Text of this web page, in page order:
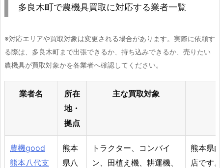
多良木町で農機具買取に対応する業者一覧
※対応エリアや買取対象は変更される場合があります。実際に依頼す
る際は、多良木町まで出張できるか、持ち込みできるか、売りたい
農機具が買取対象かを各業者へ確認してください。
業者名
所在
地・
拠点
主な買取対象
農機good
熊本八代支
熊本
県八
トラクター、コンバイ
ン、田植え機、耕運機、
熊本県
店です